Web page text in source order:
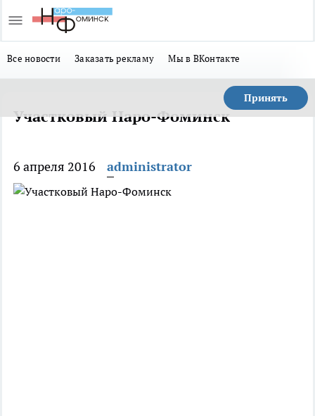
Все новости Заказать рекламу Мы в ВКонтакте
Принять
Участковый Наро-Фоминск
6 апреля 2016 administrator